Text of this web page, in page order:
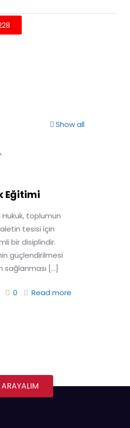
Show all
Eğitimi
Hukuk, toplumun
tesisi için
bir disiplindir.
güçlendirilmesi
sağlanması […]
0 Read more
ARAYALIM